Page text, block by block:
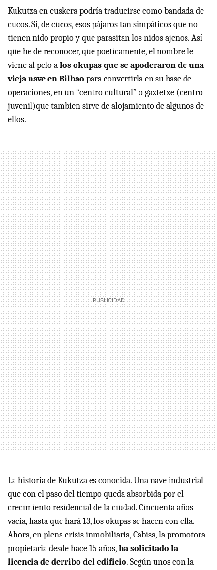
Kukutza en euskera podría traducirse como bandada de
cucos. Si, de cucos, esos pájaros tan simpáticos que no
tienen nido propio y que parasitan los nidos ajenos. Así
que he de reconocer, que poéticamente, el nombre le
viene al pelo alos okupas que se apoderaron de una
vieja nave en Bilbao para convertirla en su base de
operaciones, en un “centro cultural” o gaztetxe (centro
juvenil)que tambien sirve de alojamiento de algunos de
ellos.
La historia de Kukutza es conocida. Una nave industrial
que con el paso del tiempo queda absorbida por el
crecimiento residencial de la ciudad. Cincuenta años
vacía, hasta que hará 13, los okupas se hacen con ella.
Ahora, en plena crisis inmobiliaria, Cabisa, la promotora
propietaria desde hace 15 años,ha solicitado la
licencia de derribo del edificio. Según unos con la